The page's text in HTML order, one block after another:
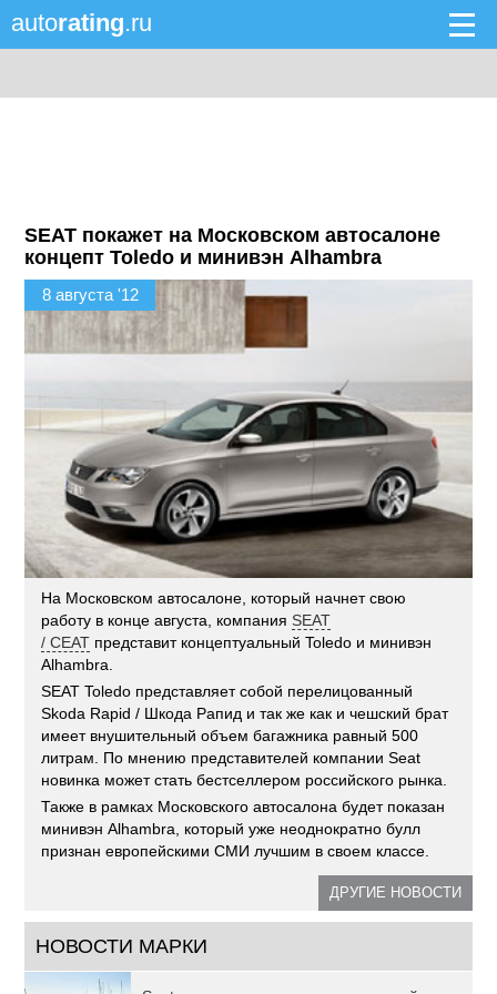
autorating.ru
SEAT покажет на Московском автосалоне
концепт Toledo и минивэн Alhambra
8 августа '12
На Московском автосалоне, который начнет свою
работу в конце августа, компания SEAT
/ СЕАТ представит концептуальный Toledo и минивэн
Alhambra.
SEAT Toledo представляет собой перелицованный
Skoda Rapid / Шкода Рапид и так же как и чешский брат
имеет внушительный объем багажника равный 500
литрам. По мнению представителей компании Seat
новинка может стать бестселлером российского рынка.
Также в рамках Московского автосалона будет показан
минивэн Alhambra, который уже неоднократно булл
признан европейскими СМИ лучшим в своем классе.
ДРУГИЕ НОВОСТИ
НОВОСТИ МАРКИ